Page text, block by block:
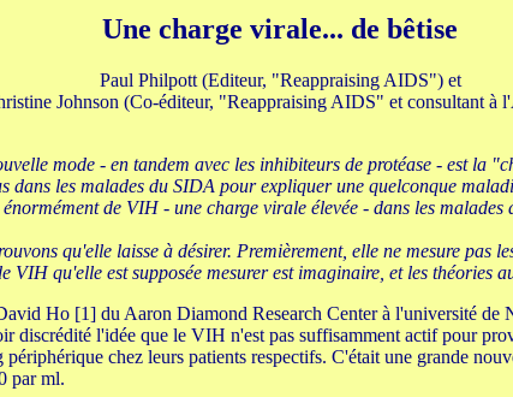
Une charge virale... de bêtise
Paul Philpott (Editeur, "Reappraising AIDS") et
Johnson (Co-éditeur, "Reappraising AIDS" et consultant à
mode - en tandem avec les inhibiteurs de protéase - est la
les malades du SIDA pour expliquer une quelconque
de VIH - une charge virale élevée - dans les
qu'elle laisse à désirer. Premièrement, elle ne mesure
qu'elle est supposée mesurer est imaginaire, et les théories
Ho [1] du Aaron Diamond Research Center à l'université
discrédité l'idée que le VIH n'est pas suffisamment actif pour
chez leurs patients respectifs. C'était une grande
par ml.